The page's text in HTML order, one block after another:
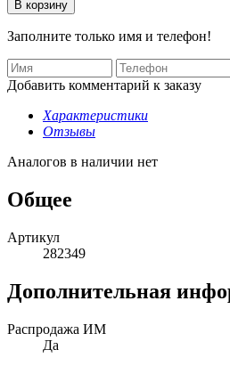
Заполните только имя и телефон!
Добавить комментарий к заказу
Характеристики
Отзывы
Аналогов в наличии нет
Общее
Артикул
282349
Дополнительная
Распродажа ИМ
Да